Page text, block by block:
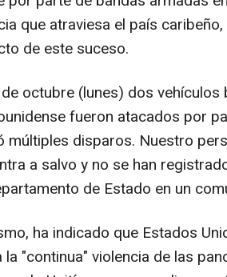
que atraviesa el país
de este suceso.
octubre (lunes) dos
fueron atacados por
múltiples disparos. Nuestro
a salvo y no se han
de Estado en un
ha indicado que Estados
la "continua" violencia de las